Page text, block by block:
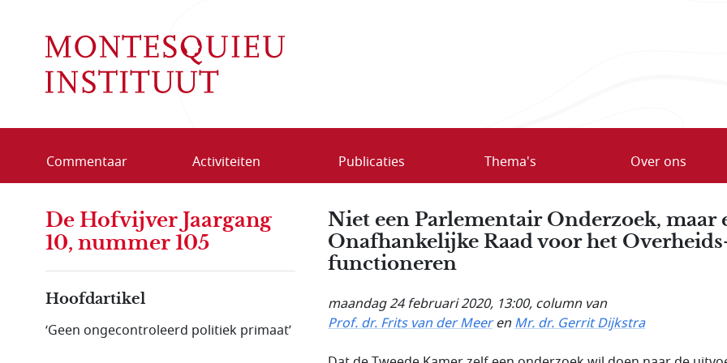
Commentaar Activiteiten Publicaties Thema's Over ons
Niet een Parlementair Onderzoek, maar
Onafhankelijke Raad voor het
functioneren
maandag 24 februari 2020, 13:00, column van
Prof. dr. Frits van der MeerenMr. dr. Gerrit Dijkstra
De Hofvijver Jaargang
10, nummer 105
Hoofdartikel
‘Geen ongecontroleerd politiek primaat’